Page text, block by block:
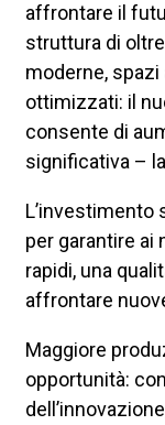
affrontare il
struttura di
moderne,
ottimizzati: il
consente di
significativa –
L’investimento
per garantire ai
rapidi, una
affrontare
Maggiore
opportunità: